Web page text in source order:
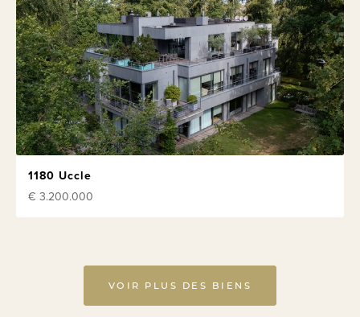
1180 Uccle
€ 3.200.000
VOIR PLUS DES BIENS